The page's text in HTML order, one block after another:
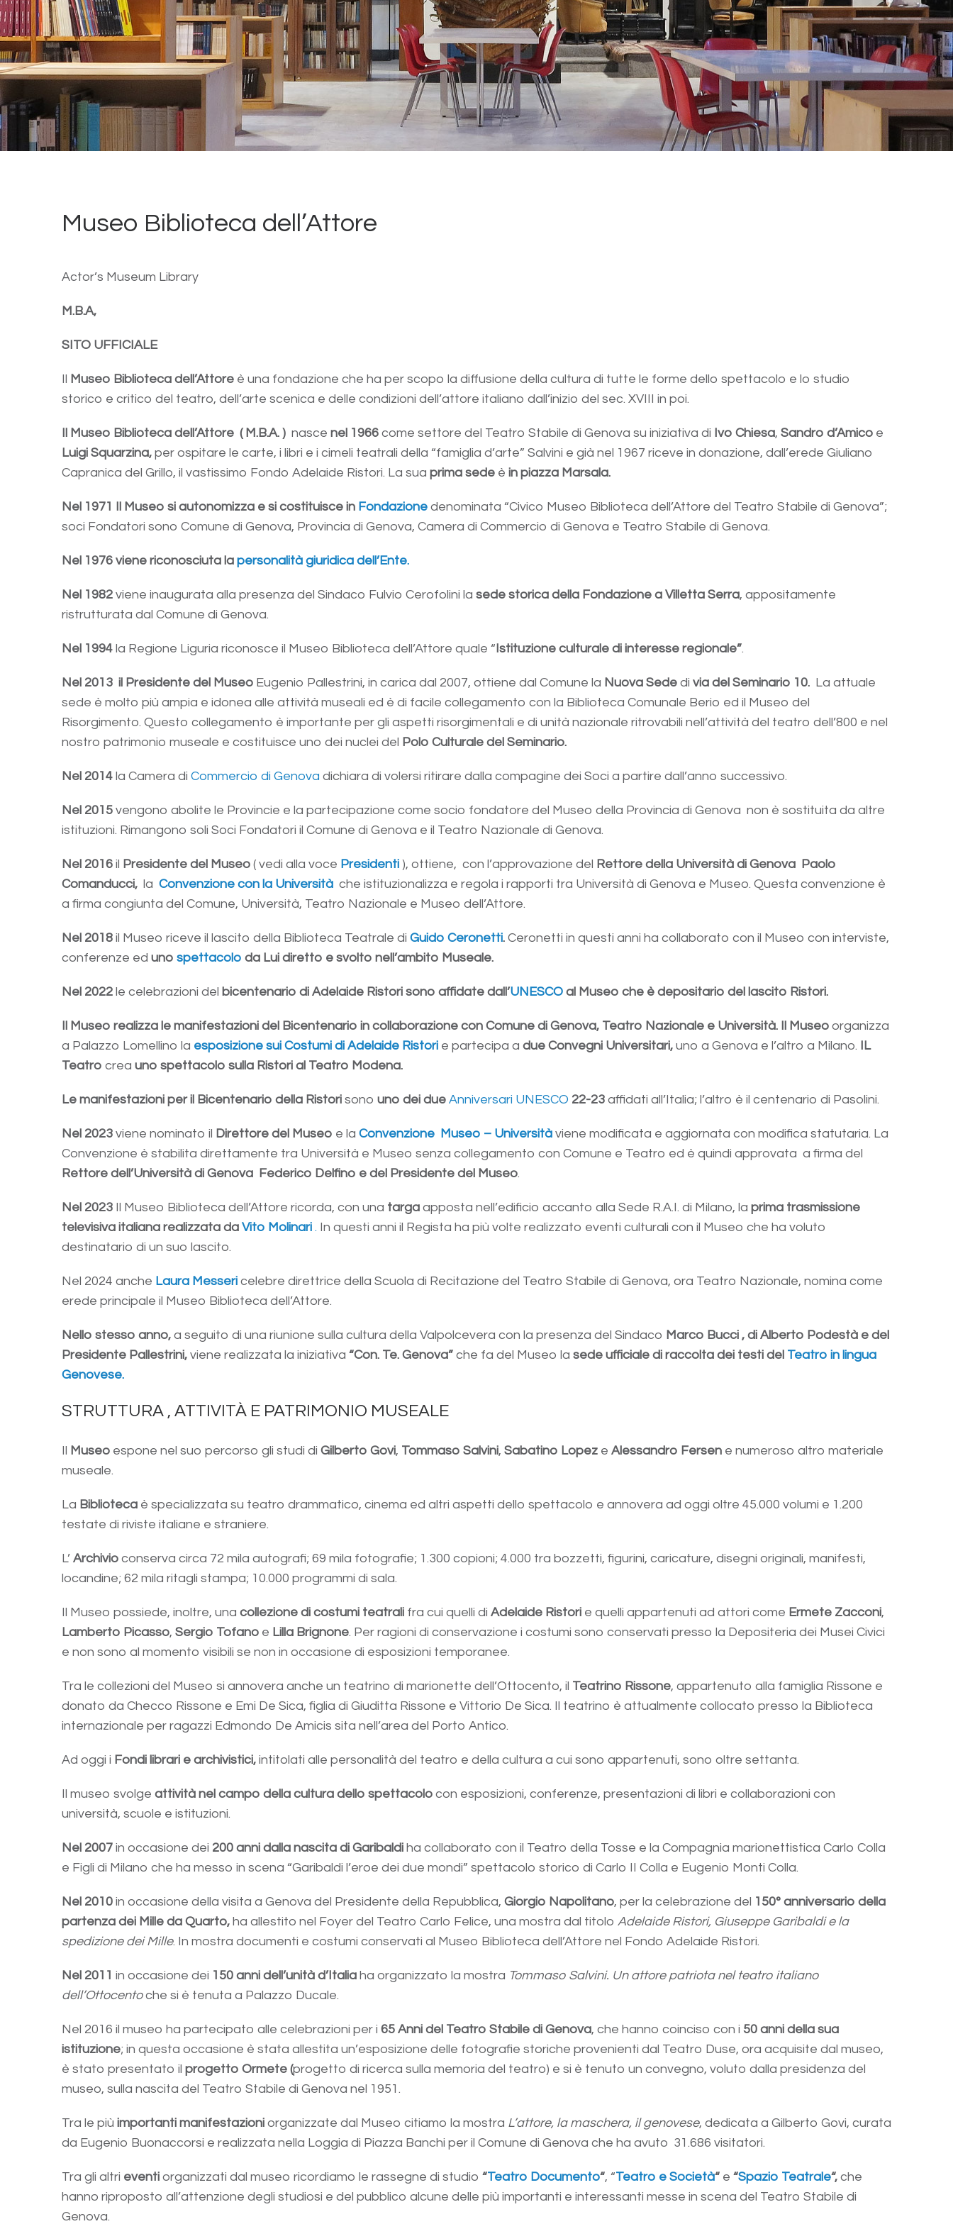
Museo Biblioteca dell’Attore
Actor’s Museum Library
M.B.A,
SITO UFFICIALE
Il Museo Biblioteca dell’Attore è una fondazione che ha per scopo la diffusione della cultura di tutte le forme dello spettacolo e lo studio
storico e critico del teatro, dell’arte scenica e delle condizioni dell’attore italiano dall’inizio del sec. XVIII in poi.
Il Museo Biblioteca dell’Attore ( M.B.A. ) nasce nel 1966 come settore del Teatro Stabile di Genova su iniziativa di Ivo Chiesa, Sandro d’Amico e
Luigi Squarzina, per ospitare le carte, i libri e i cimeli teatrali della “famiglia d’arte” Salvini e già nel 1967 riceve in donazione, dall’erede Giuliano
Capranica del Grillo, il vastissimo Fondo Adelaide Ristori. La sua prima sede è in piazza Marsala.
Nel 1971 Il Museo si autonomizza e si costituisce in Fondazione denominata “Civico Museo Biblioteca dell’Attore del Teatro Stabile di Genova”;
soci Fondatori sono Comune di Genova, Provincia di Genova, Camera di Commercio di Genova e Teatro Stabile di Genova.
Nel 1976 viene riconosciuta la personalità giuridica dell’Ente.
Nel 1982 viene inaugurata alla presenza del Sindaco Fulvio Cerofolini la sede storica della Fondazione a Villetta Serra, appositamente
ristrutturata dal Comune di Genova.
Nel 1994 la Regione Liguria riconosce il Museo Biblioteca dell’Attore quale “Istituzione culturale di interesse regionale”.
Nel 2013 il Presidente del Museo Eugenio Pallestrini, in carica dal 2007, ottiene dal Comune la Nuova Sede di via del Seminario 10. La attuale
sede è molto più ampia e idonea alle attività museali ed è di facile collegamento con la Biblioteca Comunale Berio ed il Museo del
Risorgimento. Questo collegamento è importante per gli aspetti risorgimentali e di unità nazionale ritrovabili nell’attività del teatro dell’800 e nel
nostro patrimonio museale e costituisce uno dei nuclei del Polo Culturale del Seminario.
Nel 2014 la Camera di Commercio di Genova dichiara di volersi ritirare dalla compagine dei Soci a partire dall’anno successivo.
Nel 2015 vengono abolite le Provincie e la partecipazione come socio fondatore del Museo della Provincia di Genova non è sostituita da altre
istituzioni. Rimangono soli Soci Fondatori il Comune di Genova e il Teatro Nazionale di Genova.
Nel 2016 il Presidente del Museo ( vedi alla voce Presidenti ), ottiene, con l’approvazione del Rettore della Università di Genova Paolo
Comanducci, la Convenzione con la Università che istituzionalizza e regola i rapporti tra Università di Genova e Museo. Questa convenzione è
a firma congiunta del Comune, Università, Teatro Nazionale e Museo dell’Attore.
Nel 2018 il Museo riceve il lascito della Biblioteca Teatrale di Guido Ceronetti. Ceronetti in questi anni ha collaborato con il Museo con interviste,
conferenze ed uno spettacolo da Lui diretto e svolto nell’ambito Museale.
Nel 2022 le celebrazioni del bicentenario di Adelaide Ristori sono affidate dall’UNESCO al Museo che è depositario del lascito Ristori.
Il Museo realizza le manifestazioni del Bicentenario in collaborazione con Comune di Genova, Teatro Nazionale e Università. Il Museo organizza
a Palazzo Lomellino la esposizione sui Costumi di Adelaide Ristori e partecipa a due Convegni Universitari, uno a Genova e l’altro a Milano. IL
Teatro crea uno spettacolo sulla Ristori al Teatro Modena.
Le manifestazioni per il Bicentenario della Ristori sono uno dei due Anniversari UNESCO 22-23 affidati all’Italia; l’altro è il centenario di Pasolini.
Nel 2023 viene nominato il Direttore del Museo e la Convenzione Museo – Università viene modificata e aggiornata con modifica statutaria. La
Convenzione è stabilita direttamente tra Università e Museo senza collegamento con Comune e Teatro ed è quindi approvata a firma del
Rettore dell’Università di Genova Federico Delfino e del Presidente del Museo.
Nel 2023 Il Museo Biblioteca dell’Attore ricorda, con una targa apposta nell’edificio accanto alla Sede R.A.I. di Milano, la prima trasmissione
televisiva italiana realizzata da Vito Molinari . In questi anni il Regista ha più volte realizzato eventi culturali con il Museo che ha voluto
destinatario di un suo lascito.
Nel 2024 anche Laura Messeri celebre direttrice della Scuola di Recitazione del Teatro Stabile di Genova, ora Teatro Nazionale, nomina come
erede principale il Museo Biblioteca dell’Attore.
Nello stesso anno, a seguito di una riunione sulla cultura della Valpolcevera con la presenza del Sindaco Marco Bucci , di Alberto Podestà e del
Presidente Pallestrini, viene realizzata la iniziativa “Con. Te. Genova” che fa del Museo la sede ufficiale di raccolta dei testi del Teatro in lingua
Genovese.
STRUTTURA , ATTIVITÀ E PATRIMONIO MUSEALE
Il Museo espone nel suo percorso gli studi di Gilberto Govi, Tommaso Salvini, Sabatino Lopez e Alessandro Fersen e numeroso altro materiale
museale.
La Biblioteca è specializzata su teatro drammatico, cinema ed altri aspetti dello spettacolo e annovera ad oggi oltre 45.000 volumi e 1.200
testate di riviste italiane e straniere.
L’ Archivio conserva circa 72 mila autografi; 69 mila fotografie; 1.300 copioni; 4.000 tra bozzetti, figurini, caricature, disegni originali, manifesti,
locandine; 62 mila ritagli stampa; 10.000 programmi di sala.
Il Museo possiede, inoltre, una collezione di costumi teatrali fra cui quelli di Adelaide Ristori e quelli appartenuti ad attori come Ermete Zacconi,
Lamberto Picasso, Sergio Tofano e Lilla Brignone. Per ragioni di conservazione i costumi sono conservati presso la Depositeria dei Musei Civici
e non sono al momento visibili se non in occasione di esposizioni temporanee.
Tra le collezioni del Museo si annovera anche un teatrino di marionette dell’Ottocento, il Teatrino Rissone, appartenuto alla famiglia Rissone e
donato da Checco Rissone e Emi De Sica, figlia di Giuditta Rissone e Vittorio De Sica. Il teatrino è attualmente collocato presso la Biblioteca
internazionale per ragazzi Edmondo De Amicis sita nell’area del Porto Antico.
Ad oggi i Fondi librari e archivistici, intitolati alle personalità del teatro e della cultura a cui sono appartenuti, sono oltre settanta.
Il museo svolge attività nel campo della cultura dello spettacolo con esposizioni, conferenze, presentazioni di libri e collaborazioni con
università, scuole e istituzioni.
Nel 2007 in occasione dei 200 anni dalla nascita di Garibaldi ha collaborato con il Teatro della Tosse e la Compagnia marionettistica Carlo Colla
e Figli di Milano che ha messo in scena “Garibaldi l’eroe dei due mondi” spettacolo storico di Carlo II Colla e Eugenio Monti Colla.
Nel 2010 in occasione della visita a Genova del Presidente della Repubblica, Giorgio Napolitano, per la celebrazione del 150° anniversario della
partenza dei Mille da Quarto, ha allestito nel Foyer del Teatro Carlo Felice, una mostra dal titolo Adelaide Ristori, Giuseppe Garibaldi e la
spedizione dei Mille. In mostra documenti e costumi conservati al Museo Biblioteca dell’Attore nel Fondo Adelaide Ristori.
Nel 2011 in occasione dei 150 anni dell’unità d’Italia ha organizzato la mostra Tommaso Salvini. Un attore patriota nel teatro italiano
dell’Ottocentoche si è tenuta a Palazzo Ducale.
Nel 2016 il museo ha partecipato alle celebrazioni per i 65 Anni del Teatro Stabile di Genova, che hanno coinciso con i 50 anni della sua
istituzione; in questa occasione è stata allestita un’esposizione delle fotografie storiche provenienti dal Teatro Duse, ora acquisite dal museo,
è stato presentato il progetto Ormete (progetto di ricerca sulla memoria del teatro) e si è tenuto un convegno, voluto dalla presidenza del
museo, sulla nascita del Teatro Stabile di Genova nel 1951.
Tra le più importanti manifestazioni organizzate dal Museo citiamo la mostra L’attore, la maschera, il genovese, dedicata a Gilberto Govi, curata
da Eugenio Buonaccorsi e realizzata nella Loggia di Piazza Banchi per il Comune di Genova che ha avuto 31.686 visitatori.
Tra gli altri eventi organizzati dal museo ricordiamo le rassegne di studio “Teatro Documento“, “Teatro e Società“ e “Spazio Teatrale“, che
hanno riproposto all’attenzione degli studiosi e del pubblico alcune delle più importanti e interessanti messe in scena del Teatro Stabile di
Genova.